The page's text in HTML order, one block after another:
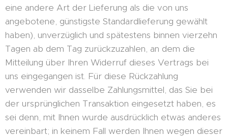
eine andere Art der Lieferung als die von uns
angebotene, günstigste Standardlieferung gewählt
haben), unverzüglich und spätestens binnen vierzehn
Tagen ab dem Tag zurückzuzahlen, an dem die
Mitteilung über Ihren Widerruf dieses Vertrags bei
uns eingegangen ist. Für diese Rückzahlung
verwenden wir dasselbe Zahlungsmittel, das Sie bei
der ursprünglichen Transaktion eingesetzt haben, es
sei denn, mit Ihnen wurde ausdrücklich etwas anderes
vereinbart; in keinem Fall werden Ihnen wegen dieser